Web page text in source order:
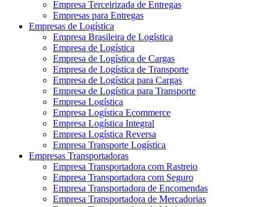
Empresa Terceirizada de Entregas
Empresas para Entregas
Empresas de Logística
Empresa Brasileira de Logística
Empresa de Logística
Empresa de Logística de Cargas
Empresa de Logística de Transporte
Empresa de Logística para Cargas
Empresa de Logística para Transporte
Empresa Logística
Empresa Logística Ecommerce
Empresa Logística Integral
Empresa Logística Reversa
Empresa Transporte Logística
Empresas Transportadoras
Empresa Transportadora com Rastreio
Empresa Transportadora com Seguro
Empresa Transportadora de Encomendas
Empresa Transportadora de Mercadorias